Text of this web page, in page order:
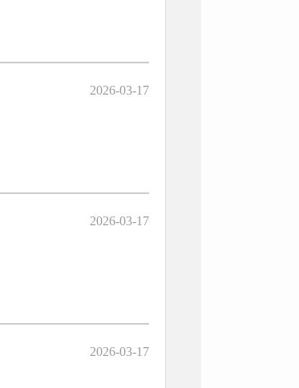
2026-03-17
2026-03-17
2026-03-17